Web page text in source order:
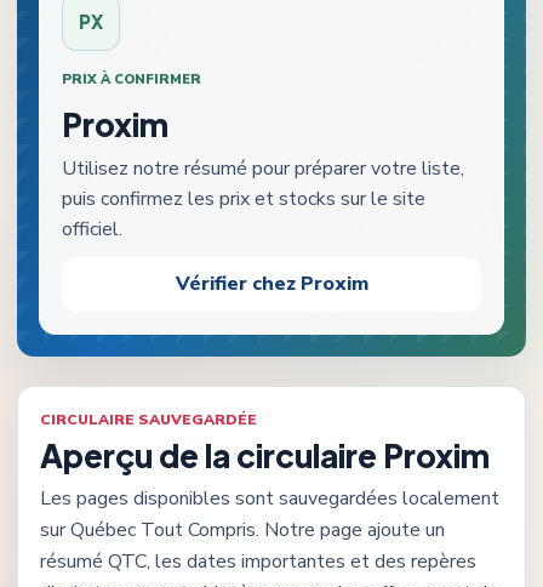
PX
PRIX À CONFIRMER
Proxim
Utilisez notre résumé pour préparer votre liste,
puis confirmez les prix et stocks sur le site
officiel.
Vérifier chez Proxim
CIRCULAIRE SAUVEGARDÉE
Aperçu de la circulaire Proxim
Les pages disponibles sont sauvegardées localement
sur Québec Tout Compris. Notre page ajoute un
résumé QTC, les dates importantes et des repères